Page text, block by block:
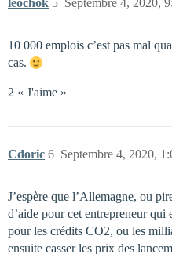
leochok Septembre 4, 2020,
5
10 000 emplois c’est pas mal
cas.
2 « J'aime »
Cdoric Septembre 4, 2020,
6
J’espère que l’Allemagne, ou
d’aide pour cet entrepreneur
pour les crédits CO2, ou les
ensuite casser les prix des